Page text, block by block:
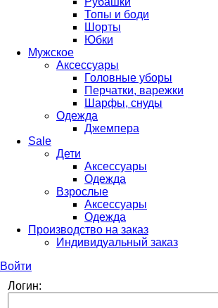
Топы и боди
Шорты
Юбки
Мужское
Аксессуары
Головные уборы
Перчатки, варежки
Шарфы, снуды
Одежда
Джемпера
Sale
Дети
Аксессуары
Одежда
Взрослые
Аксессуары
Одежда
Производство на заказ
Индивидуальный заказ
Войти
Логин: